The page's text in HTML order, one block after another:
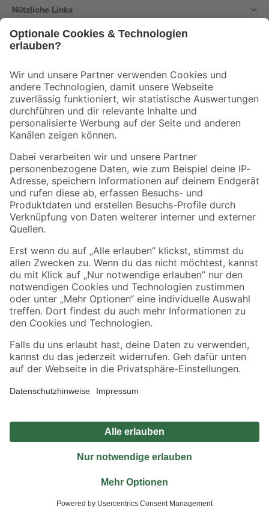
Nützliche Links
Der toom Newsletter: Keine Angebote und Aktionen mehr verpassen!
Zur Newsletter Anmeldung
Folge uns
Zahlungsarten Versandarten
Sicher einkaufen
Jetzt die toom-App herunterladen
Alle Preisangaben in EUR inkl. gesetzl. MwSt.. Die dargestellten Angebote sind unter
Umständen nicht in allen Märkten verfügbar. Die angegebenen Verfügbarkeiten beziehen
Produkte nur solange der Vorrat reicht.
*Paketversand ab 59 € versandkostenfrei, gilt nicht für Artikel mit Speditionsversand, hier
Privatsphäre Impressum
Nutzungsbedingungen
Widerrufsrecht
Vertrag widerrufen
© 2026 toom Baumarkt GmbH